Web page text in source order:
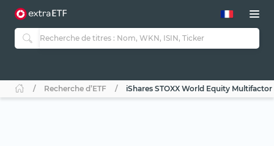
Recherche d’ETF iShares STOXX World Equity Multifactor